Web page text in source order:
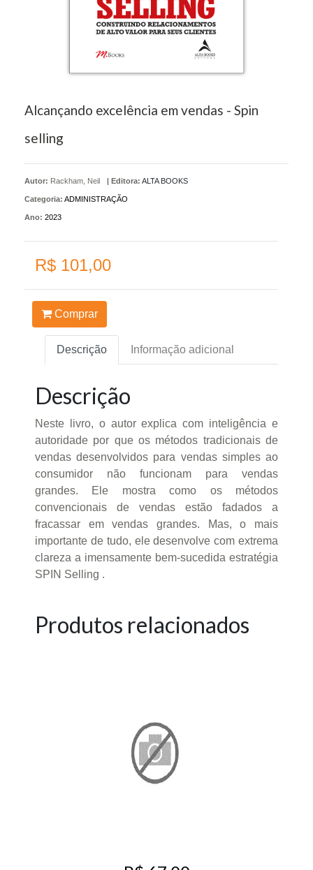
Alcançando excelência em vendas - Spin
selling
Autor: Rackham, Neil | Editora: ALTA BOOKS
Categoria: ADMINISTRAÇÃO
Ano: 2023
R$ 101,00
Comprar
Descrição Informação adicional
Descrição
Neste livro, o autor explica com inteligência e
autoridade por que os métodos tradicionais de
vendas desenvolvidos para vendas simples ao
consumidor não funcionam para vendas
grandes. Ele mostra como os métodos
convencionais de vendas estão fadados a
fracassar em vendas grandes. Mas, o mais
importante de tudo, ele desenvolve com extrema
clareza a imensamente bem-sucedida estratégia
SPIN Selling .
Produtos relacionados